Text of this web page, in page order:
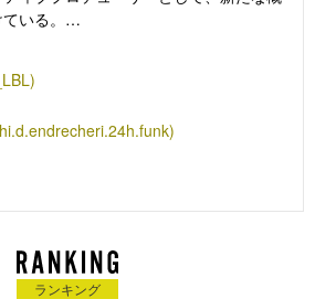
いる。
クを軸にしたジャンルレスな音楽を世
ている。2022年には、ファンク専門の
」が選ぶ「2021年ベストファン
ドリケリーのアルバム『GO TO
ルク・ソニックらの作品と並んで選出
Clinton」をリリース。2025年、ミニア
リースし全国9箇所約3万人を動員する
ランキング